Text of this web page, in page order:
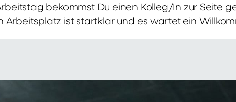
bekommst Du einen Kolleg/In zur Seite
Arbeitsplatz ist startklar und es wartet ein